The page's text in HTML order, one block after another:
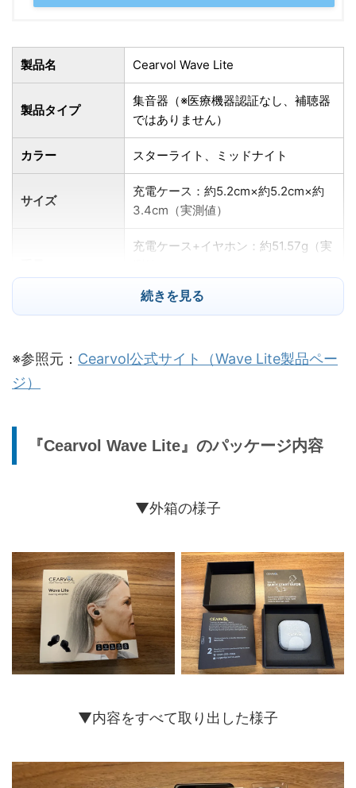
製品名 Cearvol Wave Lite
製品タイプ
集音器（※医療機器認証なし、補聴器
ではありません）
カラー スターライト、ミッドナイト
サイズ
充電ケース：約5.2cm×約5.2cm×約
3.4cm（実測値）
充電ケース+イヤホン：約51.57g（実
NeuroFlow AI 2.0（次世代DNNベー
主なAI機能
最大音響利得 40dB
チャンネル数
ルWDRC
マイク デュアルマイク設計
ドライバー
高精度BAドライバー（Knowles社製
バランスド・アーマチュアスピーカ
ー）
モード / 会話モード
アプリ連携
専用アプリ対応、約10分で個人設
定、音量・音質・左右バランス・シー
続きを見る
※参照元： Cearvol公式サイト（Wave Lite製品ペー
ジ）
『Cearvol Wave Lite』のパッケージ内容
▼外箱の様子
▼内容をすべて取り出した様子